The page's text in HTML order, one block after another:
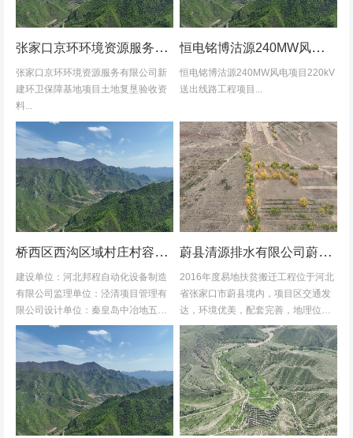
张家口京环环境资源服务有限公司新建环卫保障基地项目土地复垦验收资料
张家口京环环境资源服务有限公司新
建环卫保障基地项目土地复垦验收资
料...
恒电铭博沽源240MW风电项目220kV送出线路工程项目土地复垦验收资料
恒电铭博沽源240MW风电项目220kV
送出线路工程项目...
桥西区西沟区域村庄村容村貌改造提升及基础设施建设项目堆料场土地复垦验收资料
建设单位：河北邦程自动化设备制造
有限公司监理单位：泾清项目管理有
限公司设计单位：秦皇岛中冶地五一
五勘测有限公司施工单位：河北康安
劳务派遣有限公司桥西区西沟区域村
庄村容村貌改造提升及基础设施建设
项目堆料...
蔚县清源排水有限公司蔚县2016年度易地扶贫搬迁工程水土保持方案
2016年度易地扶贫搬迁工程位于河北
省张家口市蔚县境内，项目区交通发
达，环境优美，配套完善，地理位置
优越。项目地理位置图见附图1-1。项
目共建12个易地搬迁安置区，分别位
于白草村乡西户庄村、柏树乡柏树...